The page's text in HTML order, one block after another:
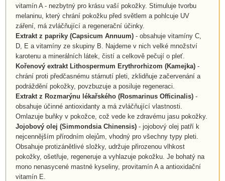
vitamín A - nezbytný pro krásu vaší pokožky. Stimuluje tvorbu
melaninu, který chrání pokožku před světlem a pohlcuje UV
záření, má zvláčňující a regenerační účinky.
Extrakt z papriky (Capsicum Annuum)- obsahuje vitamíny C,
D, E a vitamíny ze skupiny B. Najdeme v nich velké množství
karotenu a minerálních látek, čistí a celkově pečují o pleť.
Kořenový extrakt Lithospermum Erythrorhizom (Kamejka)-
chrání proti předčasnému stárnutí pleti, zklidňuje začervenání a
podráždění pokožky, povzbuzuje a posiluje regeneraci.
Extrakt z Rozmarýnu lékařského (Rosmarinus Officinalis) -
obsahuje účinné antioxidanty a má zvláčňující vlastnosti.
Omlazuje buňky v pokožce, což vede ke zdravému jasu pokožky.
Jojobový olej (Simmondsia Chinensis) - jojobový olej patří k
nejcennějším přírodním olejům, vhodný pro všechny typy pleti.
Obsahuje protizánětlivé složky, udržuje přirozenou vlhkost
pokožky, ošetřuje, regeneruje a vyhlazuje pokožku. Je bohatý na
mono nenasycené mastné kyseliny, provitamín A a antioxidační
vitamín E.